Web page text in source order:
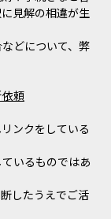
見解の相違が生
どについて、弊
頼
ンクをしている
いるものではあ
したうえでご活